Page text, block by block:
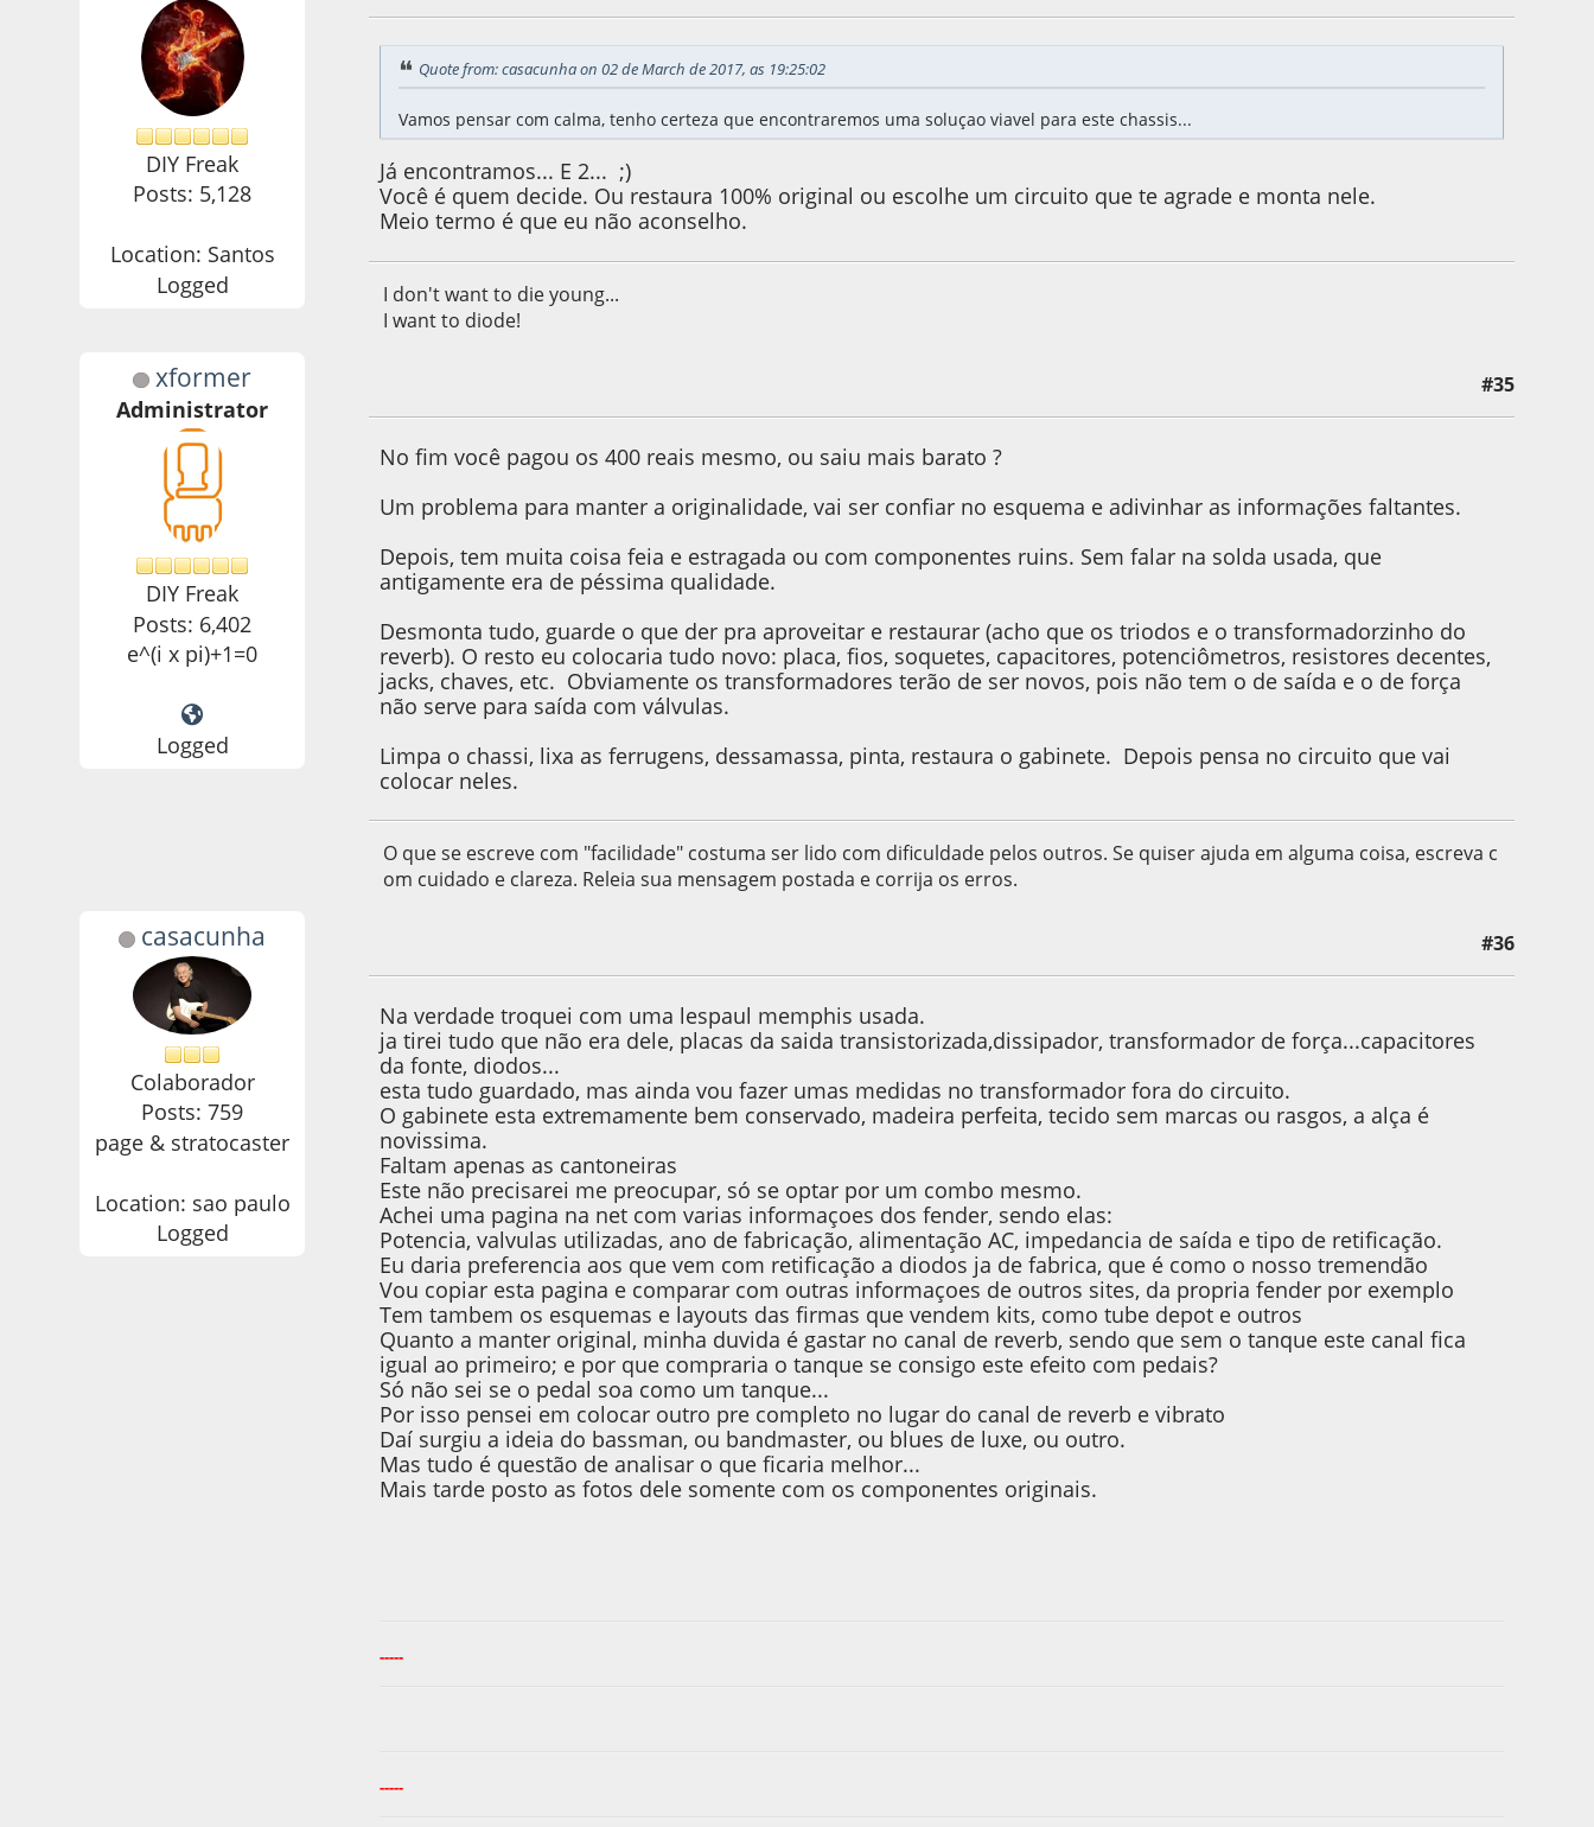
DIY Freak
Posts: 5,128
Location: Santos
Logged
Quote from: casacunha on 02 de March de 2017, as 19:25:02
Vamos pensar com calma, tenho certeza que encontraremos uma soluçao viavel para este chassis...
Já encontramos... E 2... ;)
Você é quem decide. Ou restaura 100% original ou escolhe um circuito que te agrade e monta nele.
Meio termo é que eu não aconselho.
I don't want to die young...
I want to diode!
xformer
Administrator
DIY Freak
Posts: 6,402
e^(i x pi)+1=0
Logged
#35
No fim você pagou os 400 reais mesmo, ou saiu mais barato ?
Um problema para manter a originalidade, vai ser confiar no esquema e adivinhar as informações faltantes.
Depois, tem muita coisa feia e estragada ou com componentes ruins. Sem falar na solda usada, que
antigamente era de péssima qualidade.
Desmonta tudo, guarde o que der pra aproveitar e restaurar (acho que os triodos e o transformadorzinho do
reverb). O resto eu colocaria tudo novo: placa, fios, soquetes, capacitores, potenciômetros, resistores decentes,
jacks, chaves, etc. Obviamente os transformadores terão de ser novos, pois não tem o de saída e o de força
não serve para saída com válvulas.
Limpa o chassi, lixa as ferrugens, dessamassa, pinta, restaura o gabinete. Depois pensa no circuito que vai
colocar neles.
O que se escreve com "facilidade" costuma ser lido com dificuldade pelos outros. Se quiser ajuda em alguma coisa, escreva c
om cuidado e clareza. Releia sua mensagem postada e corrija os erros.
casacunha
Colaborador
Posts: 759
page & stratocaster
Location: sao paulo
Logged
#36
Na verdade troquei com uma lespaul memphis usada.
ja tirei tudo que não era dele, placas da saida transistorizada,dissipador, transformador de força...capacitores
da fonte, diodos...
esta tudo guardado, mas ainda vou fazer umas medidas no transformador fora do circuito.
O gabinete esta extremamente bem conservado, madeira perfeita, tecido sem marcas ou rasgos, a alça é
novissima.
Faltam apenas as cantoneiras
Este não precisarei me preocupar, só se optar por um combo mesmo.
Achei uma pagina na net com varias informaçoes dos fender, sendo elas:
Potencia, valvulas utilizadas, ano de fabricação, alimentação AC, impedancia de saída e tipo de retificação.
Eu daria preferencia aos que vem com retificação a diodos ja de fabrica, que é como o nosso tremendão
Vou copiar esta pagina e comparar com outras informaçoes de outros sites, da propria fender por exemplo
Tem tambem os esquemas e layouts das firmas que vendem kits, como tube depot e outros
Quanto a manter original, minha duvida é gastar no canal de reverb, sendo que sem o tanque este canal fica
igual ao primeiro; e por que compraria o tanque se consigo este efeito com pedais?
Só não sei se o pedal soa como um tanque...
Por isso pensei em colocar outro pre completo no lugar do canal de reverb e vibrato
Daí surgiu a ideia do bassman, ou bandmaster, ou blues de luxe, ou outro.
Mas tudo é questão de analisar o que ficaria melhor...
Mais tarde posto as fotos dele somente com os componentes originais.
-----
-----